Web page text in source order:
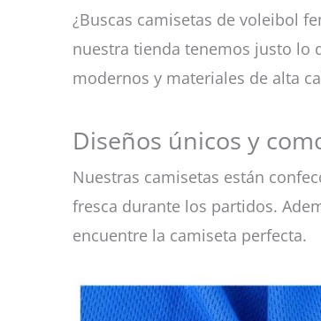
¿Buscas camisetas de voleibol
nuestra tienda tenemos justo lo
modernos y materiales de alta
Diseños únicos y
Nuestras camisetas están
fresca durante los partidos.
encuentre la camiseta perfecta.